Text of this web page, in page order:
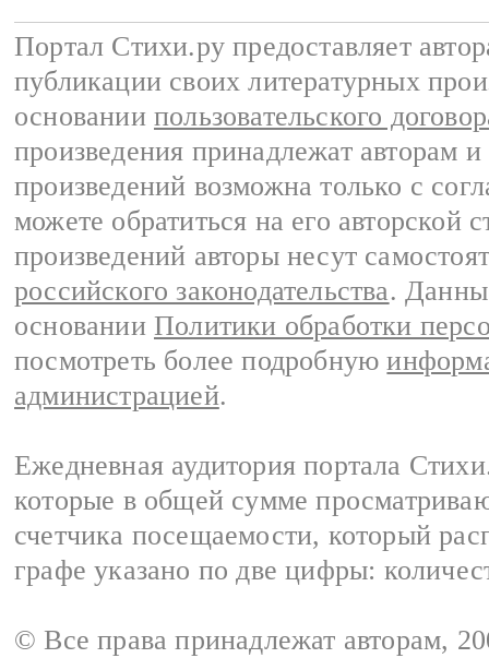
Портал Стихи.ру предоставляет
публикации своих литературных
основании пользовательского
произведения принадлежат авторам
произведений возможна только с
можете обратиться на его авторской
произведений авторы несут
российского законодательства.
основании Политики обработки
посмотреть более подробную
администрацией.
Ежедневная аудитория портала
которые в общей сумме
счетчика посещаемости, который
графе указано по две цифры:
© Все права принадлежат авторам,